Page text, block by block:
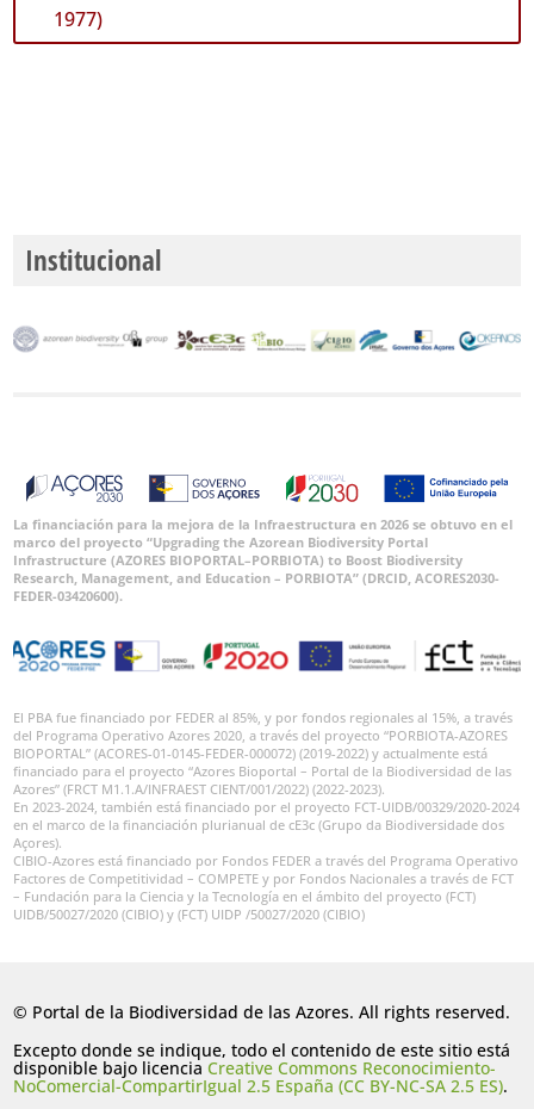
de
Fechas
España
1977)
Institucional
La financiación para la mejora de la Infraestructura en 2026 se obtuvo en el
marco del proyecto “Upgrading the Azorean Biodiversity Portal
Infrastructure (AZORES BIOPORTAL–PORBIOTA) to Boost Biodiversity
Research, Management, and Education – PORBIOTA” (DRCID, ACORES2030-
FEDER-03420600).
El PBA fue financiado por FEDER al 85%, y por fondos regionales al 15%, a través
del Programa Operativo Azores 2020, a través del proyecto “PORBIOTA-AZORES
BIOPORTAL” (ACORES-01-0145-FEDER-000072) (2019-2022) y actualmente está
financiado para el proyecto “Azores Bioportal – Portal de la Biodiversidad de las
Azores” (FRCT M1.1.A/INFRAEST CIENT/001/2022) (2022-2023).
En 2023-2024, también está financiado por el proyecto FCT-UIDB/00329/2020-2024
en el marco de la financiación plurianual de cE3c (Grupo da Biodiversidade dos
Açores).
CIBIO-Azores está financiado por Fondos FEDER a través del Programa Operativo
Factores de Competitividad – COMPETE y por Fondos Nacionales a través de FCT
– Fundación para la Ciencia y la Tecnología en el ámbito del proyecto (FCT)
UIDB/50027/2020 (CIBIO) y (FCT) UIDP /50027/2020 (CIBIO)
© Portal de la Biodiversidad de las Azores. All rights reserved.
Excepto donde se indique, todo el contenido de este sitio está
disponible bajo licenciaCreative Commons Reconocimiento-
NoComercial-CompartirIgual 2.5 España (CC BY-NC-SA 2.5 ES).